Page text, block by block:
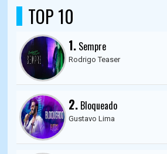
TOP 10
1. Sempre
Rodrigo Teaser
2. Bloqueado
Gustavo Lima